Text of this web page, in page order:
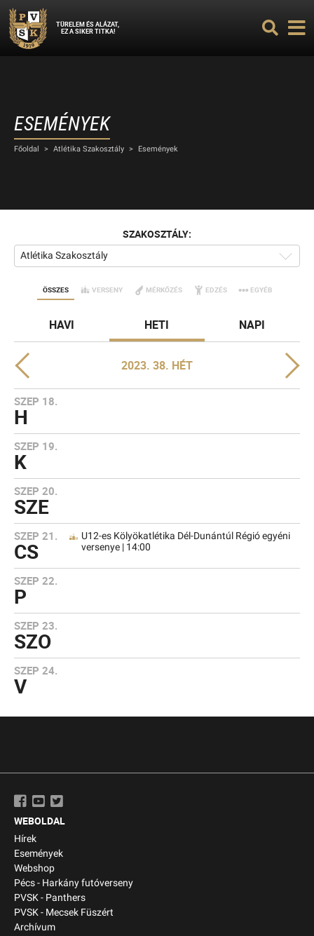
TÜRELEM ÉS ALÁZAT,
EZ A SIKER TITKA!
ESEMÉNYEK
Főoldal > Atlétika Szakosztály > Események
SZAKOSZTÁLY:
Atlétika Szakosztály
ÖSSZES VERSENY MÉRKŐZÉS EDZÉS EGYÉB
HAVI HETI NAPI
2023. 38. HÉT
SZEP 18.
H
SZEP 19.
K
SZEP 20.
SZE
SZEP 21.
CS
U12-es Kölyökatlétika Dél-Dunántúl Régió egyéni
versenye | 14:00
SZEP 22.
P
SZEP 23.
SZO
SZEP 24.
V
WEBOLDAL
Hírek
Események
Webshop
Pécs - Harkány futóverseny
PVSK - Panthers
PVSK - Mecsek Füszért
Archívum